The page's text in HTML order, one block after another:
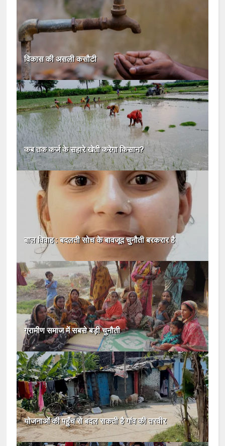
विकास की असली कसौटी
कब तक कर्ज के सहारे खेती करेगा किसान?
बाल विवाह : बदलती सोच के बावजूद चुनौती बरकरार है
ग्रामीण समाज में सबसे बड़ी चुनौती
योजनाओं की पहुँच से बदल सकती है गांव की तस्वीर